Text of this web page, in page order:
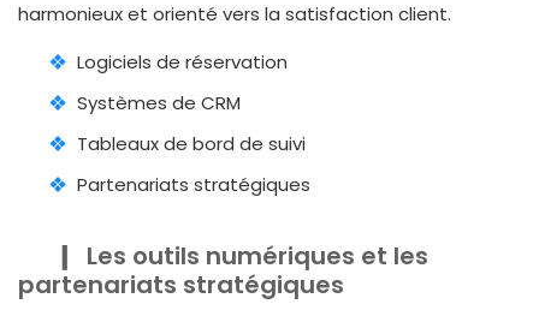
harmonieux et orienté vers la satisfaction client.
Logiciels de réservation
Systèmes de CRM
Tableaux de bord de suivi
Partenariats stratégiques
Les outils numériques et les
partenariats stratégiques